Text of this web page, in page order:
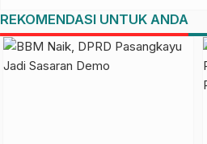
REKOMENDASI UNTUK ANDA